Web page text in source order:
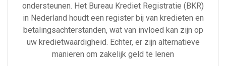
ondersteunen. Het Bureau Krediet Registratie (BKR)
in Nederland houdt een register bij van kredieten en
betalingsachterstanden, wat van invloed kan zijn op
uw kredietwaardigheid. Echter, er zijn alternatieve
manieren om zakelijk geld te lenen